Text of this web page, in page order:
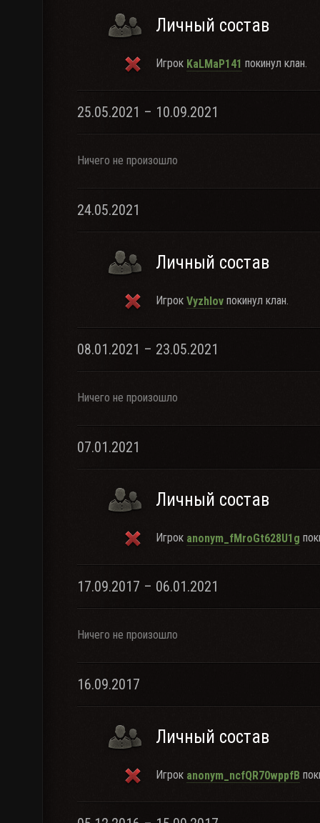
Личный состав
Игрок KaLMaP141 покинул клан.
25.05.2021 – 10.09.2021
Ничего не произошло
24.05.2021
Личный состав
Игрок Vyzhlov покинул клан.
08.01.2021 – 23.05.2021
Ничего не произошло
07.01.2021
Личный состав
Игрок anonym_fMroGt628U1g
17.09.2017 – 06.01.2021
Ничего не произошло
16.09.2017
Личный состав
Игрок anonym_ncfQR70wppfB